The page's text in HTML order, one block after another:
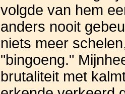
volgde van hem
anders nooit
niets meer
"bingoeng."
brutaliteit met